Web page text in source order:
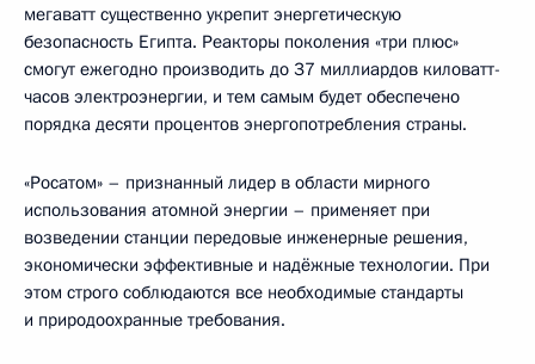
мегаватт существенно укрепит энергетическую
безопасность Египта. Реакторы поколения «три плюс»
смогут ежегодно производить до 37 миллиардов киловатт-
часов электроэнергии, и тем самым будет обеспечено
порядка десяти процентов энергопотребления страны.
«Росатом» – признанный лидер в области мирного
использования атомной энергии – применяет при
возведении станции передовые инженерные решения,
экономически эффективные и надёжные технологии. При
этом строго соблюдаются все необходимые стандарты
и природоохранные требования.